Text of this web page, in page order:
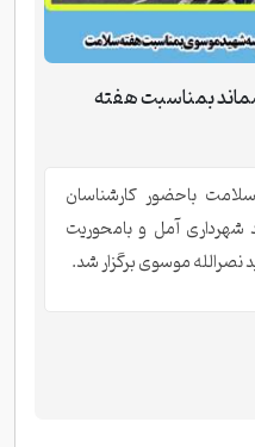
بمناسبت هفته
باحضور کارشناسان
آمل و بامحوریت
نصرالله موسوی برگزار شد.